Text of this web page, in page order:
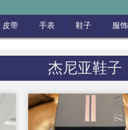
皮带 手表 鞋子 服饰
杰尼亚鞋子